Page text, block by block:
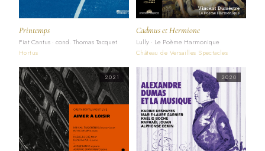
Printemps
Fiat Cantus · cond. Thomas Tacquet
Hortus
Cadmus et Hermione
Lully · Le Poème Harmonique
Château de Versailles Spectacles
2021 2020